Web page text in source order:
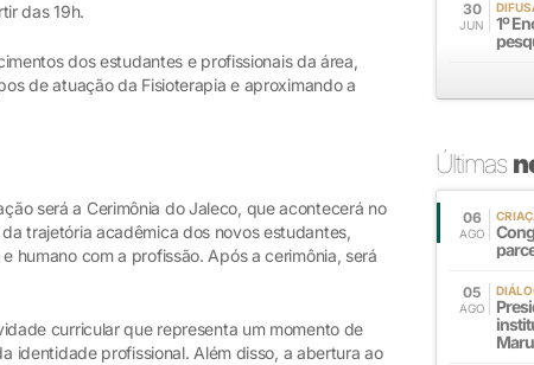
das 19h.
dos estudantes e profissionais da área,
de atuação da Fisioterapia e aproximando a
será a Cerimônia do Jaleco, que acontecerá no
trajetória acadêmica dos novos estudantes,
humano com a profissão. Após a cerimônia, será
curricular que representa um momento de
identidade profissional. Além disso, a abertura ao
30
JUN
1º
Últimas
06
AGO
05
AGO